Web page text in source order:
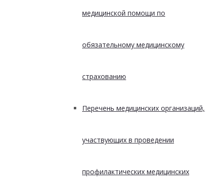
медицинской помощи по
обязательному медицинскому
страхованию
Перечень медицинских организаций,
участвующих в проведении
профилактических медицинских